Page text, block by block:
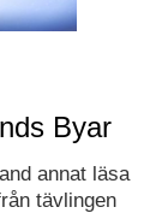
Byar
annat läsa
tävlingen